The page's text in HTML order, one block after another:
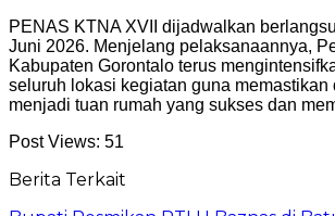
PENAS KTNA XVII dijadwalkan
Juni 2026. Menjelang pelaksanaannya,
Kabupaten Gorontalo terus
seluruh lokasi kegiatan guna memastikan
menjadi tuan rumah yang sukses dan
Post Views: 51
Berita Terkait